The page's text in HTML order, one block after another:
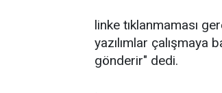
linke tıklanmaması
yazılımlar çalışmaya
gönderir" dedi.